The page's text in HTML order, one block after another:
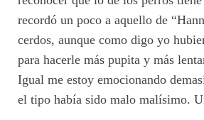
recordó un poco a aquello de
cerdos, aunque como digo yo
para hacerle más pupita y más
Igual me estoy emocionando
el tipo había sido malo malísimo.